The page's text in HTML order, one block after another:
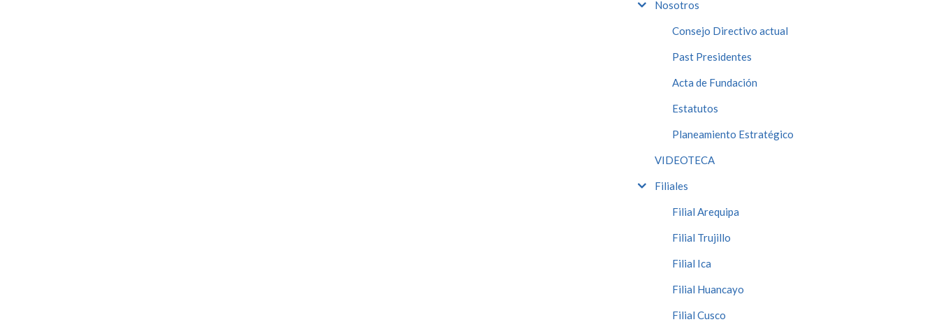
Nosotros
Consejo Directivo actual
Past Presidentes
Acta de Fundación
Estatutos
Planeamiento Estratégico
VIDEOTECA
Filiales
Filial Arequipa
Filial Trujillo
Filial Ica
Filial Huancayo
Filial Cusco